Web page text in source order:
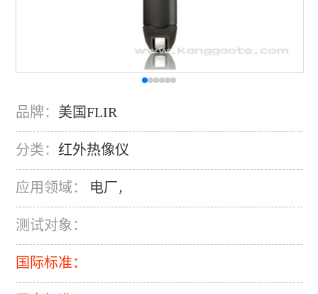
品牌： 美国FLIR
分类：红外热像仪
应用领域： 电厂，
测试对象：
国际标准：